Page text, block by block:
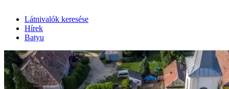
Látnivalók keresése
Hírek
Batyu